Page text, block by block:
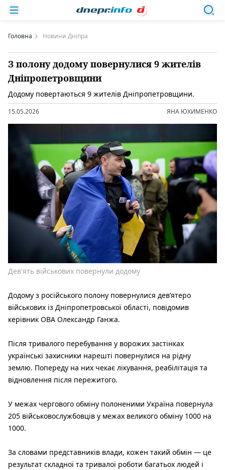
Головна Новини Дніпра
З полону додому повернулися 9 жителів
Дніпропетровщини
Додому повертаються 9 жителів Дніпропетровщини.
15.05.2026 ЯНА ЮХИМЕНКО
Дев'ять військових повернули додому
Додому з російського полону повернулися дев’ятеро
військових із Дніпропетровської області, повідомив
керівник ОВА Олександр Ганжа.
Після тривалого перебування у ворожих застінках
українські захисники нарешті повернулися на рідну
землю. Попереду на них чекає лікування, реабілітація та
відновлення після пережитого.
У межах чергового обміну полоненими Україна повернула
205 військовослужбовців у межах великого обміну 1000 на
1000.
За словами представників влади, кожен такий обмін — це
результат складної та тривалої роботи багатьох людей і